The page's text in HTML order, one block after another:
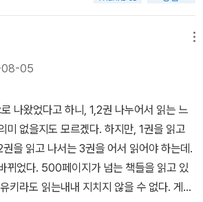
뀌게 될 수 밖에 없는 '사람'에 관심을 갖는
의 엄청난 매력이라고 생각한다. 그렇기에
져드는 것인지도 모르겠다. 이제 셋째권을
하게 될까봐 또 손을 놓고 있다. 이 책을 읽
을 알것이다. 빤하게 두번째권의 마지막 인
그걸 확인하는 순간 후다닥 셋째권을 집어들
기전개에서 한번쯤 다시 생각해보게 되는
면 깊이있고 통찰력있는 미야베미유키의 글
이는 알고 있었지만. 역시, 하는...마지막 권
를 해도 괜찮을까? 이 책, 꼭 읽어야 한다,라
05
나왔었다고 하니, 1,2권 나누어서 읽는 느
미 없을지도 모르겠다. 하지만, 1권을 읽고
을 읽고 나서는 3권을 어서 읽어야 하는데.
뀌었다. 500페이지가 넘는 책들을 읽고 있
키라도 읽는내내 지치지 않을 수 없다. 게다